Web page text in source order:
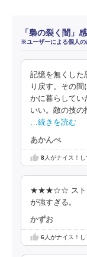
「梟の裂く闇」
※ユーザーによる個人の
記憶を無くした
り戻す。その
かに暮らしてい
いい。敵の技の
…続きを読む
あかんべ
8人がナイス！
★★★☆☆ ストー
が強すぎる。
かずお
6人がナイス！